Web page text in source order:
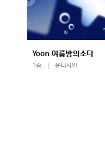
Yoon 여름밤의소다
1종 윤디자인